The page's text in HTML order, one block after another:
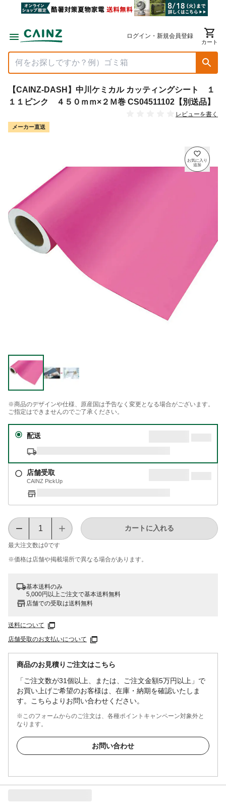
ログイン・新規会員登録
カート
【CAINZ-DASH】中川ケミカル カッティングシート １
１１ピンク ４５０ｍｍ×２Ｍ巻 CS04511102【別送品】
レビューを書く
メーカー直送
※商品のデザインや仕様、原産国は予告なく変更となる場合がございます。
ご指定はできませんのでご了承ください。
配送
店舗受取
CAINZ PickUp
最大注文数は0です
カートに入れる
※価格は​店舗や​掲載場所で​異なる​場合が​あります。
基本送料のみ
5,000円以上ご注文で基本送料無料
店舗での受取は送料無料
送料について
店舗受取のお支払いについて
商品のお見積りご注文はこちら
「ご注文数が31個以上、または、ご注文金額5万円以上」で
お買い上げご希望のお客様は、在庫・納期を確認いたしま
す。こちらよりお問い合わせください。
※このフォームからのご注文は、各種ポイントキャンペーン対象外と
なります。
お問い合わせ